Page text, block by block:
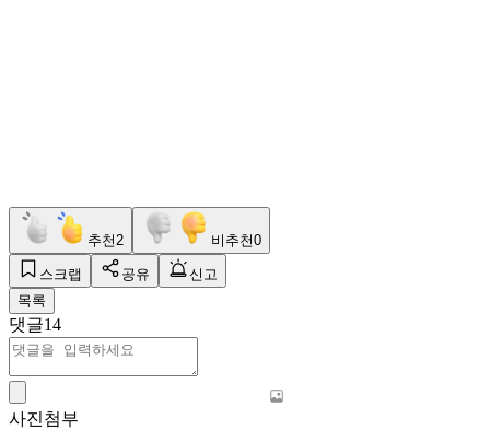
추천2 비추천0
스크랩 공유
신고
목록
댓글14
사진첨부